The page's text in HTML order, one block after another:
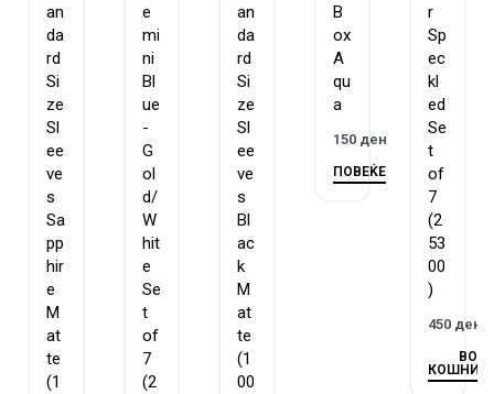
an
da
rd
Si
ze
Sl
ee
ve
s
Sa
pp
hir
e
M
at
te
(1
e
mi
ni
Bl
ue
-
G
ol
d/
W
hit
e
Se
t
of
7
(2
an
da
rd
Si
ze
Sl
ee
ve
s
Bl
ac
k
M
at
te
(1
00
B
ox
A
qu
a
150 ден
ПОВЕЌЕ
r
Sp
ec
kl
ed
Se
t
of
7
(2
53
00
)
450 ден
ВО